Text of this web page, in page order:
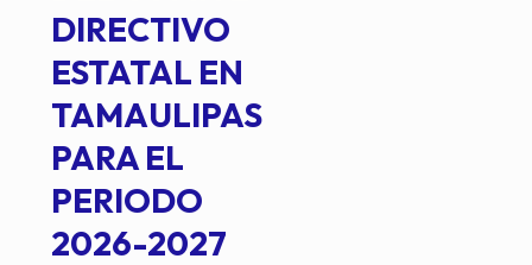
DIRECTIVO
ESTATAL EN
TAMAULIPAS
PARA EL
PERIODO
2026-2027